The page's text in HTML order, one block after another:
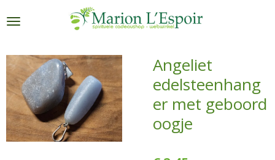
direct
de
hoofdinhoud
Angeliet
edelsteenhang
er met geboord
oogje